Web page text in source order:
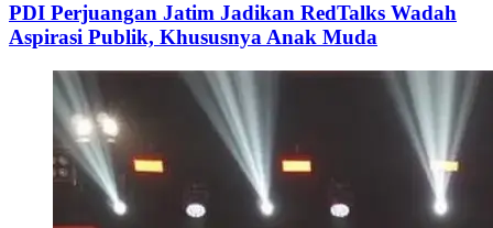
PDI Perjuangan Jatim Jadikan RedTalks Wadah
Aspirasi Publik, Khususnya Anak Muda